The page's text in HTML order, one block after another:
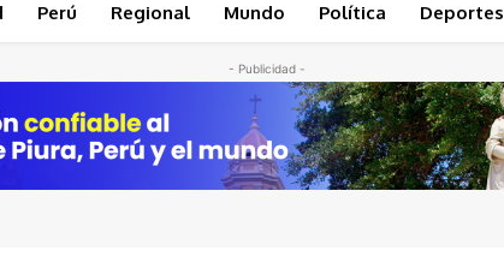
Perú Regional Mundo Política Deportes
- Publicidad -